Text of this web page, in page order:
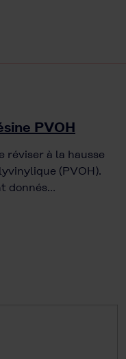
PVOH
réviser à la hausse
(PVOH).
donnés…